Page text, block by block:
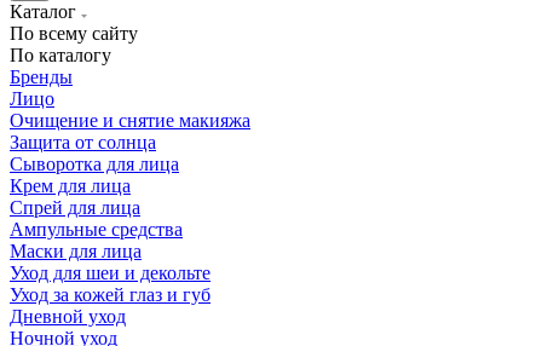
Каталог
По всему сайту
По каталогу
Бренды
Лицо
Очищение и снятие макияжа
Защита от солнца
Сыворотка для лица
Крем для лица
Спрей для лица
Ампульные средства
Маски для лица
Уход для шеи и декольте
Уход за кожей глаз и губ
Дневной уход
Ночной уход